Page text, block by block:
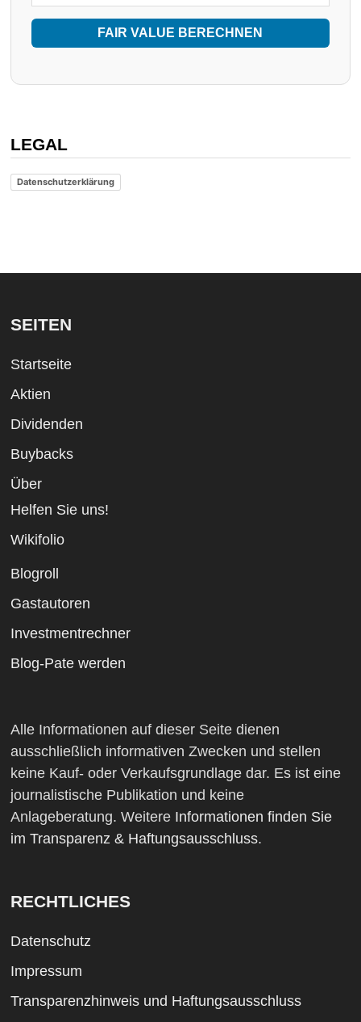
FAIR VALUE BERECHNEN
LEGAL
Datenschutzerklärung
SEITEN
Startseite
Aktien
Dividenden
Buybacks
Über
Helfen Sie uns!
Wikifolio
Blogroll
Gastautoren
Investmentrechner
Blog-Pate werden
Alle Informationen auf dieser Seite dienen
ausschließlich informativen Zwecken und stellen
keine Kauf- oder Verkaufsgrundlage dar. Es ist eine
journalistische Publikation und keine
Anlageberatung. Weitere Informationen finden Sie
im Transparenz & Haftungsausschluss.
RECHTLICHES
Datenschutz
Impressum
Transparenzhinweis und Haftungsausschluss